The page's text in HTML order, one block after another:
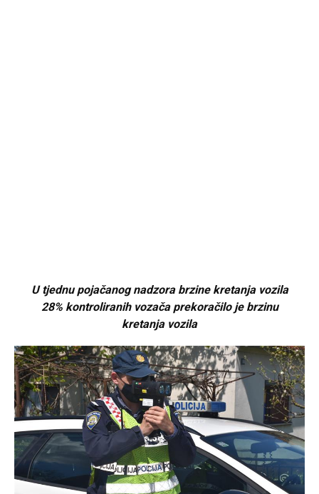
U tjednu pojačanog nadzora brzine kretanja vozila
28% kontroliranih vozača prekoračilo je brzinu
kretanja vozila